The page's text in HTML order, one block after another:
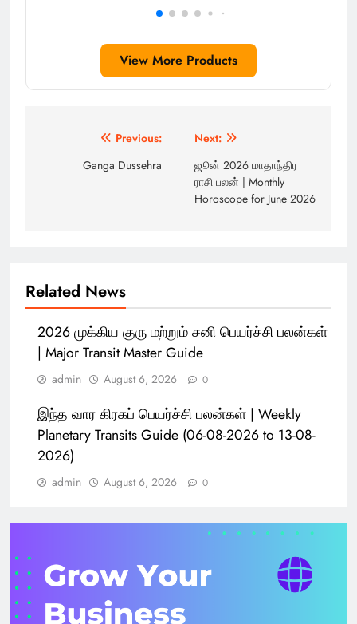
View More Products
Previous:
Ganga Dussehra
Next:
ஜூன் 2026 மாதாந்திர
ராசி பலன் | Monthly
Horoscope for June 2026
Related News
2026 முக்கிய குரு மற்றும் சனி பெயர்ச்சி பலன்கள்
| Major Transit Master Guide
admin August 6, 2026 0
இந்த வார கிரகப் பெயர்ச்சி பலன்கள் | Weekly
Planetary Transits Guide (06-08-2026 to 13-08-
2026)
admin August 6, 2026 0